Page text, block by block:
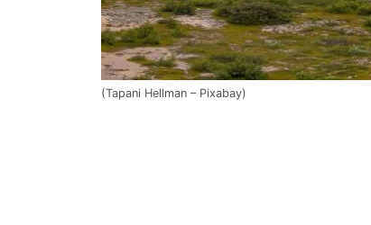
(Tapani Hellman – Pixabay)